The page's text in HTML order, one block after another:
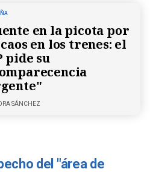
en la picota por
en los trenes: el
pide su
SÁNCHEZ
del "área de